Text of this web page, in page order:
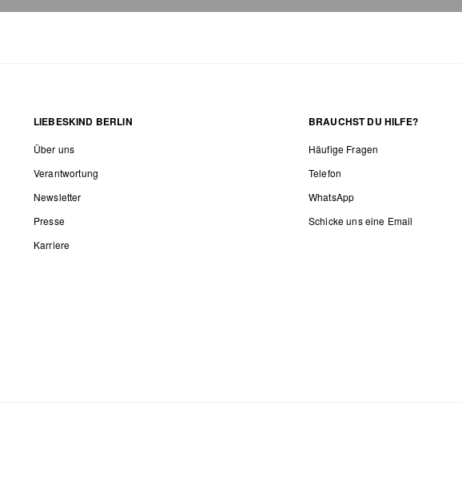
LIEBESKIND BERLIN
Über uns
Verantwortung
Newsletter
Presse
Karriere
BRAUCHST DU HILFE?
Häufige Fragen
Telefon
WhatsApp
Schicke uns eine Email